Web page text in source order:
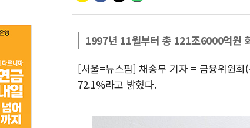
1997년 11월부터 총 121조6000억원
[서울=뉴스핌] 채송무 기자 = 금융위원
72.1%라고 밝혔다.